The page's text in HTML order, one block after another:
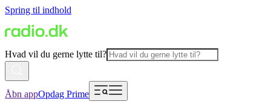
Spring til indhold
Hvad vil du gerne lytte til?
Åbn appOpdag Prime